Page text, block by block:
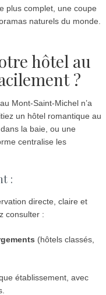
plus complet, une coupe
naturels du monde.
hôtel au
?
Mont-Saint-Michel n’a
un hôtel romantique au
la baie, ou une
centralise les
:
directe, claire et
consulter :
(hôtels classés,
établissement, avec